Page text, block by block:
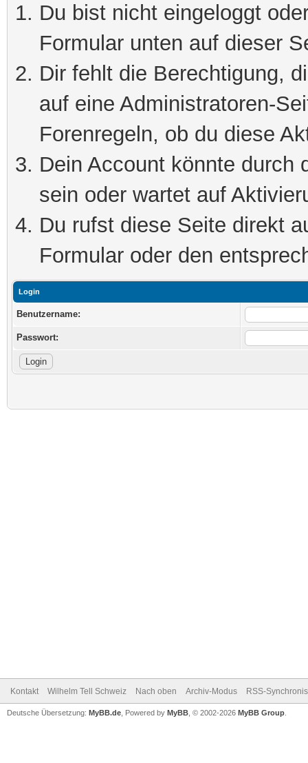
Du bist nicht eingeloggt
Formular unten auf dieser
Dir fehlt die Berechtigung,
auf eine Administratoren-
Forenregeln, ob du diese
Dein Account könnte durch
sein oder wartet auf
Du rufst diese Seite direkt
Formular oder den
Login
Benutzername:
Passwort:
Kontakt Wilhelm Tell Schweiz Nach oben Archiv-Modus RSS-
Deutsche Übersetzung: MyBB.de , Powered by MyBB , © 2002-2026 MyBB Group